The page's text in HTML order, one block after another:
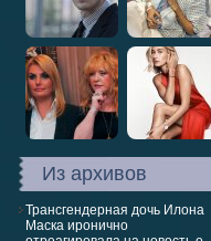
Из архивов
Трансгендерная дочь Илона
Маска иронично